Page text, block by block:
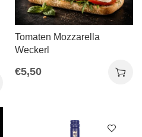
Tomaten Mozzarella
Weckerl
€5,50